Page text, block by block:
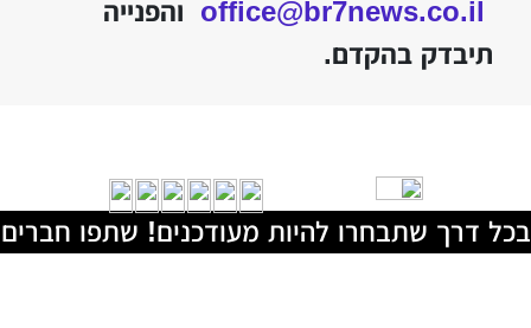
office@br7news.co.il והפנייה
תיבדק בהקדם.
בכל דרך שתבחרו להיות מעודכנים! שתפו חברים